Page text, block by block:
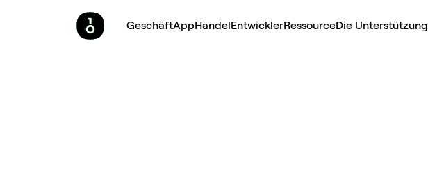
GeschäftAppHandelEntwicklerRessourceDie Unterstützung